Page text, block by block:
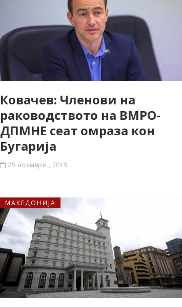
Ковачев: Членови на
раководството на ВМРО-
ДПМНЕ сеат омраза кон
Бугарија
25 ноември , 2019
МАКЕДОНИЈА